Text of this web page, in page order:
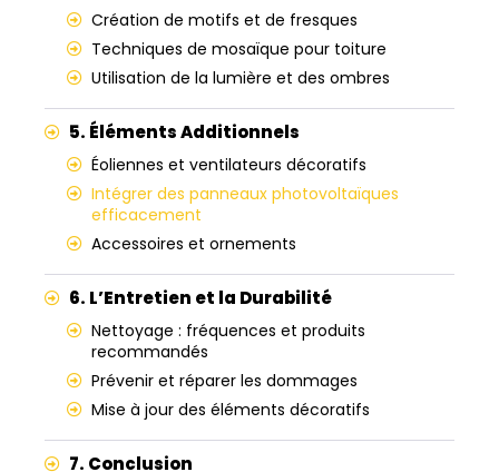
Création de motifs et de fresques
Techniques de mosaïque pour toiture
Utilisation de la lumière et des ombres
5. Éléments Additionnels
Éoliennes et ventilateurs décoratifs
Intégrer des panneaux photovoltaïques
efficacement
Accessoires et ornements
6. L’Entretien et la Durabilité
Nettoyage : fréquences et produits
recommandés
Prévenir et réparer les dommages
Mise à jour des éléments décoratifs
7. Conclusion